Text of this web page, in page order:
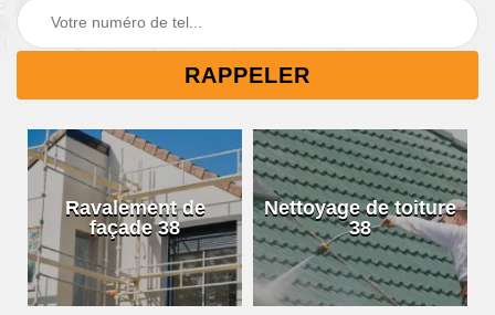
Ravalement de
façade 38
Nettoyage de toiture
38